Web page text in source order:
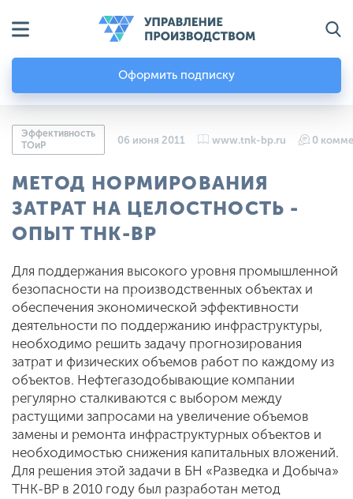
Оформить подписку
Эффективность
ТОиР
06 июня 2011 www.tnk-bp.ru 0
МЕТОД НОРМИРОВАНИЯ
ЗАТРАТ НА ЦЕЛОСТНОСТЬ -
ОПЫТ ТНК-BP
Для поддержания высокого уровня промышленной
безопасности на производственных объектах и
обеспечения экономической эффективности
деятельности по поддержанию инфраструктуры,
необходимо решить задачу прогнозирования
затрат и физических объемов работ по каждому из
объектов. Нефтегазодобывающие компании
регулярно сталкиваются с выбором между
растущими запросами на увеличение объемов
замены и ремонта инфраструктурных объектов и
необходимостью снижения капитальных вложений.
Для решения этой задачи в БН «Разведка и Добыча»
ТНК-BP в 2010 году был разработан метод